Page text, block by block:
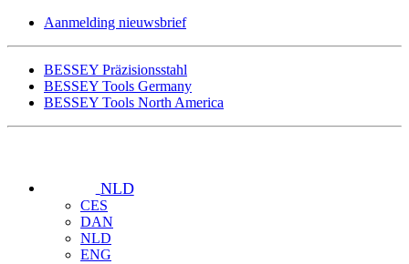
Aanmelding nieuwsbrief
BESSEY Präzisionsstahl
BESSEY Tools Germany
BESSEY Tools North America
NLD
CES
DAN
NLD
ENG